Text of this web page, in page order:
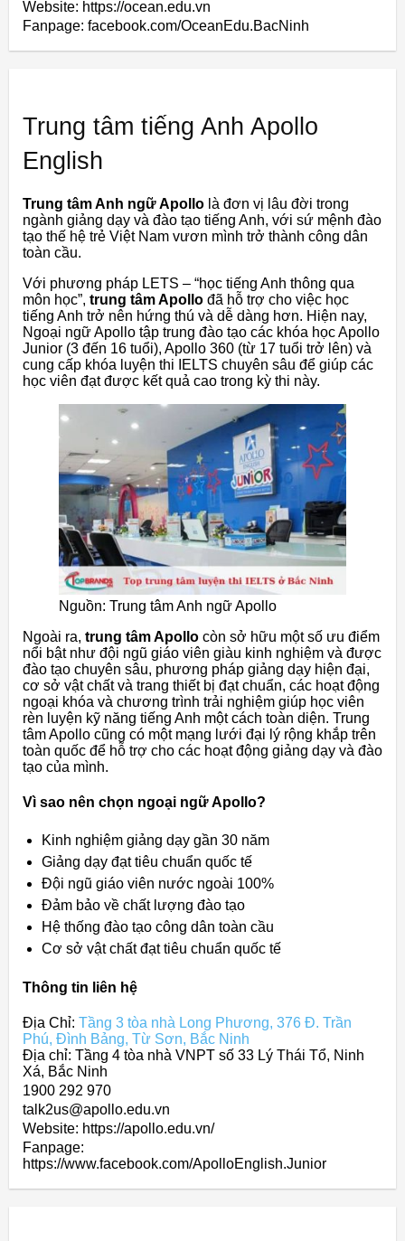
Website: https://ocean.edu.vn
Fanpage: facebook.com/OceanEdu.BacNinh
Trung tâm tiếng Anh Apollo
English
Trung tâm Anh ngữ Apollo là đơn vị lâu đời trong
ngành giảng dạy và đào tạo tiếng Anh, với sứ mệnh đào
tạo thế hệ trẻ Việt Nam vươn mình trở thành công dân
toàn cầu.
Với phương pháp LETS – “học tiếng Anh thông qua
môn học”, trung tâm Apollo đã hỗ trợ cho việc học
tiếng Anh trở nên hứng thú và dễ dàng hơn. Hiện nay,
Ngoại ngữ Apollo tập trung đào tạo các khóa học Apollo
Junior (3 đến 16 tuổi), Apollo 360 (từ 17 tuổi trở lên) và
cung cấp khóa luyện thi IELTS chuyên sâu để giúp các
học viên đạt được kết quả cao trong kỳ thi này.
Nguồn: Trung tâm Anh ngữ Apollo
Ngoài ra, trung tâm Apollo còn sở hữu một số ưu điểm
nổi bật như đội ngũ giáo viên giàu kinh nghiệm và được
đào tạo chuyên sâu, phương pháp giảng dạy hiện đại,
cơ sở vật chất và trang thiết bị đạt chuẩn, các hoạt động
ngoại khóa và chương trình trải nghiệm giúp học viên
rèn luyện kỹ năng tiếng Anh một cách toàn diện. Trung
tâm Apollo cũng có một mạng lưới đại lý rộng khắp trên
toàn quốc để hỗ trợ cho các hoạt động giảng dạy và đào
tạo của mình.
Vì sao nên chọn ngoại ngữ Apollo?
Kinh nghiệm giảng dạy gần 30 năm
Giảng dạy đạt tiêu chuẩn quốc tế
Đội ngũ giáo viên nước ngoài 100%
Đảm bảo về chất lượng đào tạo
Hệ thống đào tạo công dân toàn cầu
Cơ sở vật chất đạt tiêu chuẩn quốc tế
Thông tin liên hệ
Địa Chỉ: Tầng 3 tòa nhà Long Phương, 376 Đ. Trần
Phú, Đình Bảng, Từ Sơn, Bắc Ninh
Địa chỉ: Tầng 4 tòa nhà VNPT số 33 Lý Thái Tổ, Ninh
Xá, Bắc Ninh
1900 292 970
talk2us@apollo.edu.vn
Website: https://apollo.edu.vn/
Fanpage:
https://www.facebook.com/ApolloEnglish.Junior